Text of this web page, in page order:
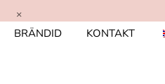
×
BRÄNDID KONTAKT